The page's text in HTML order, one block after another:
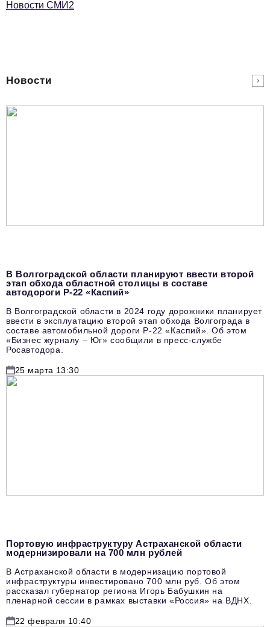
Новости СМИ2
Новости
В Волгоградской области планируют ввести второй
этап обхода областной столицы в составе
автодороги Р-22 «Каспий»
В Волгоградской области в 2024 году дорожники планирует
ввести в эксплуатацию второй этап обхода Волгограда в
составе автомобильной дороги Р-22 «Каспий». Об этом
«Бизнес журналу – Юг» сообщили в пресс-службе
Росавтодора.
25 марта 13:30
Портовую инфраструктуру Астраханской области
модернизировали на 700 млн рублей
В Астраханской области в модернизацию портовой
инфраструктуры инвестировано 700 млн руб. Об этом
рассказал губернатор региона Игорь Бабушкин на
пленарной сессии в рамках выставки «Россия» на ВДНХ.
22 февраля 10:40